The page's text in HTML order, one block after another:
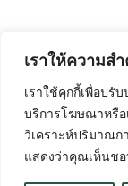
เราให้ความส
เราใช้คุกกี้เพื่อปรั
บริการโฆษณาหรื
วิเคราะห์ปริมาณก
แสดงว่าคุณเห็นชอ